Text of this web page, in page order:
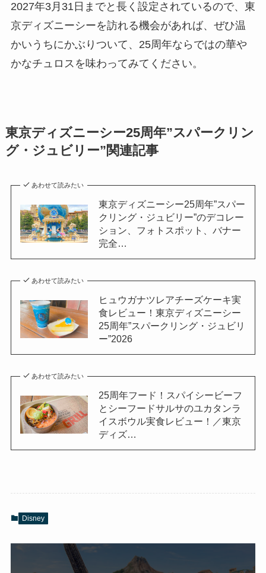
2027年3月31日までと長く設定されているので、東
京ディズニーシーを訪れる機会があれば、ぜひ温
かいうちにかぶりついて、25周年ならではの華や
かなチュロスを味わってみてください。
東京ディズニーシー25周年”スパークリン
グ・ジュビリー”関連記事
あわせて読みたい
東京ディズニーシー25周年”スパー
クリング・ジュビリー”のデコレー
ション、フォトスポット、バナー
完全…
あわせて読みたい
ヒュウガナツレアチーズケーキ実
食レビュー！東京ディズニーシー
25周年”スパークリング・ジュビリ
ー”2026
あわせて読みたい
25周年フード！スパイシービーフ
とシーフードサルサのユカタンラ
イスボウル実食レビュー！／東京
ディズ…
Disney